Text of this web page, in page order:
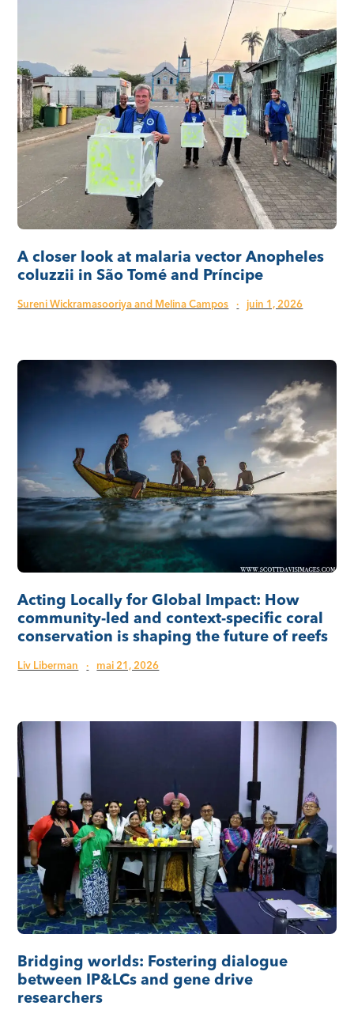
A closer look at malaria vector Anopheles
coluzzii in São Tomé and Príncipe
Sureni Wickramasooriya and Melina Campos · juin 1, 2026
Acting Locally for Global Impact: How
community-led and context-specific coral
conservation is shaping the future of reefs
Liv Liberman · mai 21, 2026
Bridging worlds: Fostering dialogue
between IP&LCs and gene drive
researchers